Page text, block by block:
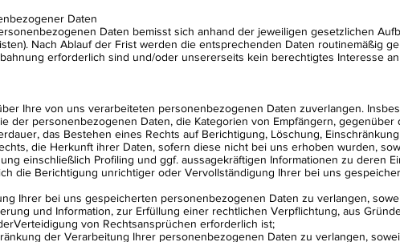
Daten
Daten bemisst sich anhand der jeweiligen gesetzlichen
Nach Ablauf der Frist werden die entsprechenden Daten routinemäßig
erforderlich sind und/oder unsererseits kein berechtigtes Interesse
Ihre von uns verarbeiteten personenbezogenen Daten zuverlangen.
der personenbezogenen Daten, die Kategorien von Empfängern,
das Bestehen eines Rechts auf Berichtigung, Löschung,
die Herkunft ihrer Daten, sofern diese nicht bei uns erhoben wurden,
einschließlich Profiling und ggf. aussagekräftigen Informationen zu deren
die Berichtigung unrichtiger oder Vervollständigung Ihrer bei uns
Ihrer bei uns gespeicherten personenbezogenen Daten zu verlangen,
und Information, zur Erfüllung einer rechtlichen Verpflichtung, aus
von Rechtsansprüchen erforderlich ist;
der Verarbeitung Ihrer personenbezogenen Daten zu verlangen,